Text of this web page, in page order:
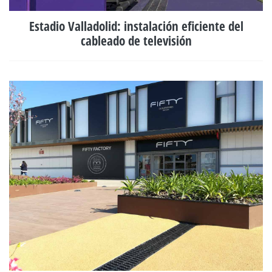
Estadio Valladolid: instalación eficiente del
cableado de televisión